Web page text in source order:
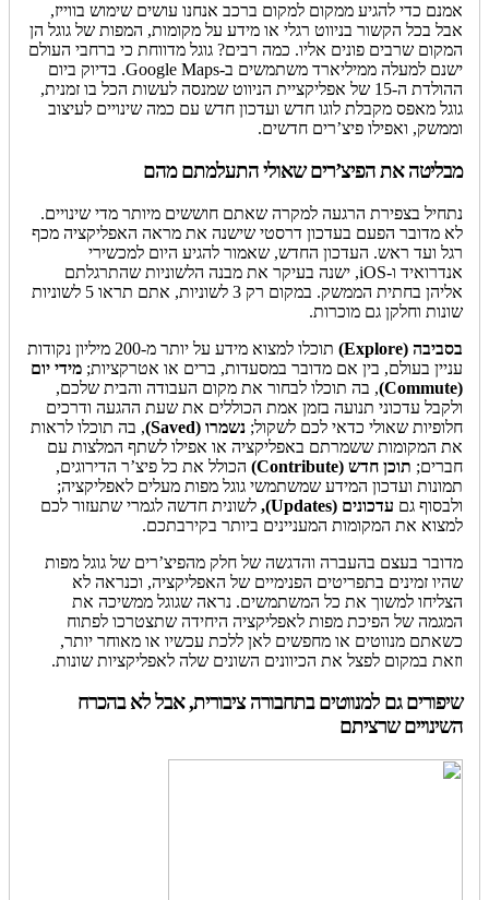
אמנם כדי להגיע ממקום למקום ברכב אנחנו עושים שימוש בווייז,
אבל בכל הקשור בניווט רגלי או מידע על מקומות, המפות של גוגל הן
המקום שרבים פונים אליו. כמה רבים? גוגל מדווחת כי ברחבי העולם
ישנם למעלה ממיליארד משתמשים ב-Google Maps. בדיוק ביום
ההולדת ה-15 של אפליקציית הניווט שמנסה לעשות הכל בו זמנית,
גוגל מאפס מקבלת לוגו חדש ועדכון חדש עם כמה שינויים לעיצוב
וממשק, ואפילו פיצ’רים חדשים.
מבליטה את הפיצ’רים שאולי התעלמתם מהם
נתחיל בצפירת הרגעה למקרה שאתם חוששים מיותר מדי שינויים.
לא מדובר הפעם בעדכון דרסטי שישנה את מראה האפליקציה מכף
רגל ועד ראש. העדכון החדש, שאמור להגיע היום למכשירי
אנדרואיד ו-iOS, ישנה בעיקר את מבנה הלשוניות שהתרגלתם
אליהן בחתית הממשק. במקום רק 3 לשוניות, אתם תראו 5 לשוניות
שונות וחלקן גם מוכרות.
בסביבה (Explore)
תוכלו למצוא מידע על יותר מ-200 מיליון נקודות
עניין בעולם, בין אם מדובר במסעדות, ברים או אטרקציות; מידי יום
(Commute)
, בה תוכלו לבחור את מקום העבודה והבית שלכם,
ולקבל עדכוני תנועה בזמן אמת הכוללים את שעת ההגעה ודרכים
חלופיות שאולי כדאי לכם לשקול; נשמרו (Saved)
, בה תוכלו לראות
את המקומות ששמרתם באפליקציה או אפילו לשתף המלצות עם
חברים; תוכן חדש (Contribute)
הכולל את כל פיצ’ר הדירוגים,
תמונות ועדכון המידע שמשתמשי גוגל מפות מעלים לאפליקציה;
ולבסוף גם עדכונים (Updates),
לשונית חדשה לגמרי שתעזור לכם
למצוא את המקומות המעניינים ביותר בקירבתכם.
מדובר בעצם בהעברה והדגשה של חלק מהפיצ’רים של גוגל מפות
שהיו זמינים בתפריטים הפנימיים של האפליקציה, וכנראה לא
הצליחו למשוך את כל המשתמשים. נראה שגוגל ממשיכה את
המגמה של הפיכת מפות לאפליקציה היחידה שתצטרכו לפתוח
כשאתם מנווטים או מחפשים לאן ללכת עכשיו או מאוחר יותר,
וזאת במקום לפצל את הכיוונים השונים שלה לאפליקציות שונות.
שיפורים גם למנווטים בתחבורה ציבורית, אבל לא בהכרח
השינויים שרציתם